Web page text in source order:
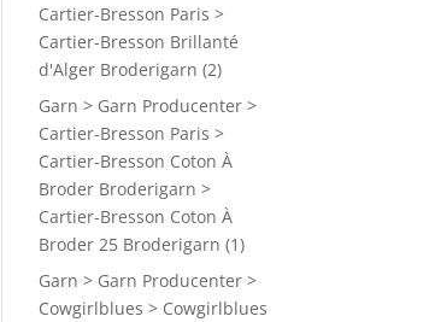
Cartier-Bresson Paris >
Cartier-Bresson Brillanté
d'Alger Broderigarn (2)
Garn > Garn Producenter >
Cartier-Bresson Paris >
Cartier-Bresson Coton À
Broder Broderigarn >
Cartier-Bresson Coton À
Broder 25 Broderigarn (1)
Garn > Garn Producenter >
Cowgirlblues > Cowgirlblues